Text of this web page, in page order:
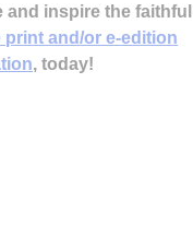
inspire the faithful
and/or e-edition
, today!